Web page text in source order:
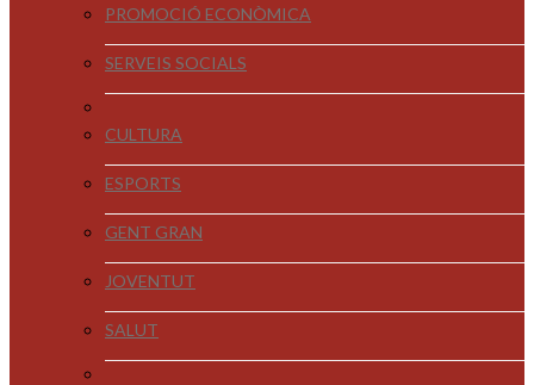
PROMOCIÓ ECONÒMICA
SERVEIS SOCIALS
CULTURA
ESPORTS
GENT GRAN
JOVENTUT
SALUT